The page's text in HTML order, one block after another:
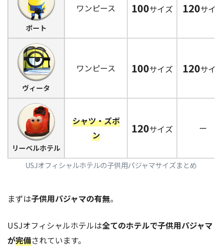
ポート
ワンピース 100サイズ 120サイ
ヴィータ
ワンピース 100サイズ 120サイ
リーベルホテル
シャツ・ズボ
ン
120サイズ ー
USJオフィシャルホテルの子供用パジャマサイズまとめ
まずは子供用パジャマの有無。
USJオフィシャルホテルは全てのホテルで子供用パジャマ
が完備されています。